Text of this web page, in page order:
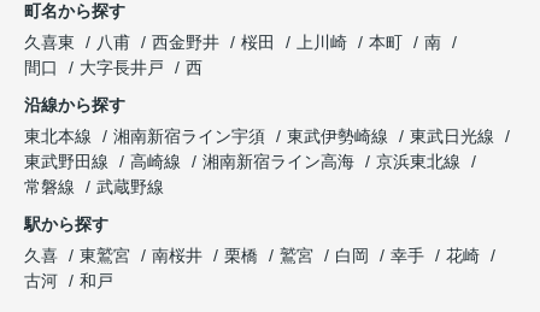
町名から探す
久喜東
八甫 西金野井 桜田 上川崎 本町
南
間口
大字長井戸
西
沿線から探す
東北本線
湘南新宿ライン宇須 東武伊勢崎線
東武日光線
東武野田線
高崎線 湘南新宿ライン高海
京浜東北線
常磐線
武蔵野線
駅から探す
久喜
東鷲宮 南桜井 栗橋 鷲宮 白岡 幸手
花崎
古河
和戸